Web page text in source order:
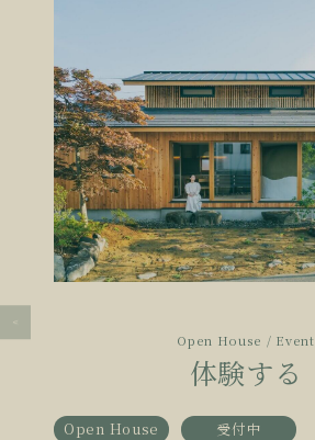
Open House / Event
体験する
Open House 受付中